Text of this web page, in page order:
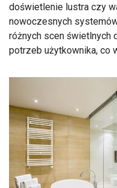
doświetlenie lustra czy
nowoczesnych
różnych scen świetlnych
potrzeb użytkownika, co